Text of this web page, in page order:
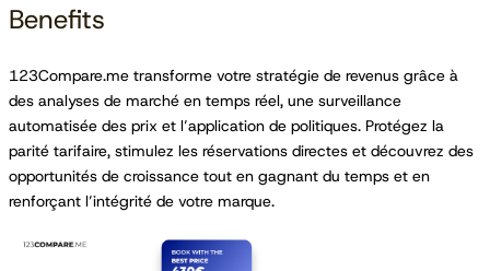
Benefits
123Compare.me transforme votre stratégie de revenus grâce à
des analyses de marché en temps réel, une surveillance
automatisée des prix et l’application de politiques. Protégez la
parité tarifaire, stimulez les réservations directes et découvrez des
opportunités de croissance tout en gagnant du temps et en
renforçant l’intégrité de votre marque.